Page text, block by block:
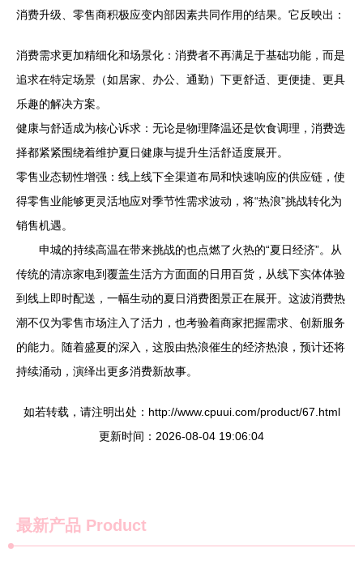
消费升级、零售商积极应变内部因素共同作用的结果。它反映出：
消费需求更加精细化和场景化：消费者不再满足于基础功能，而是
追求在特定场景（如居家、办公、通勤）下更舒适、更便捷、更具
乐趣的解决方案。
健康与舒适成为核心诉求：无论是物理降温还是饮食调理，消费选
择都紧紧围绕着维护夏日健康与提升生活舒适度展开。
零售业态韧性增强：线上线下全渠道布局和快速响应的供应链，使
得零售业能够更灵活地应对季节性需求波动，将“热浪”挑战转化为
销售机遇。
申城的持续高温在带来挑战的也点燃了火热的“夏日经济”。从
传统的清凉家电到覆盖生活方方面面的日用百货，从线下实体体验
到线上即时配送，一幅生动的夏日消费图景正在展开。这波消费热
潮不仅为零售市场注入了活力，也考验着商家把握需求、创新服务
的能力。随着盛夏的深入，这股由热浪催生的经济热浪，预计还将
持续涌动，演绎出更多消费新故事。
如若转载，请注明出处：http://www.cpuui.com/product/67.html
更新时间：2026-08-04 19:06:04
最新产品 Product